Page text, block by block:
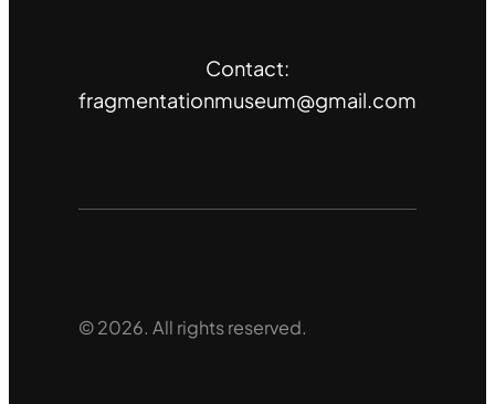
Contact:
fragmentationmuseum@gmail.com
© 2026. All rights reserved.